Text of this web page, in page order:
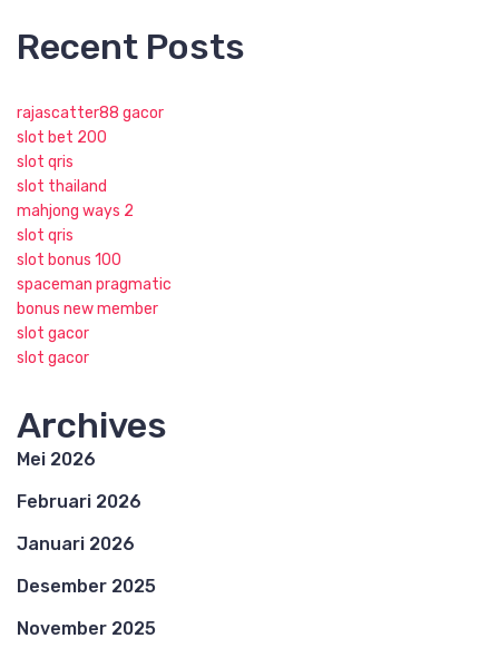
Recent Posts
rajascatter88 gacor
slot bet 200
slot qris
slot thailand
mahjong ways 2
slot qris
slot bonus 100
spaceman pragmatic
bonus new member
slot gacor
slot gacor
Archives
Mei 2026
Februari 2026
Januari 2026
Desember 2025
November 2025